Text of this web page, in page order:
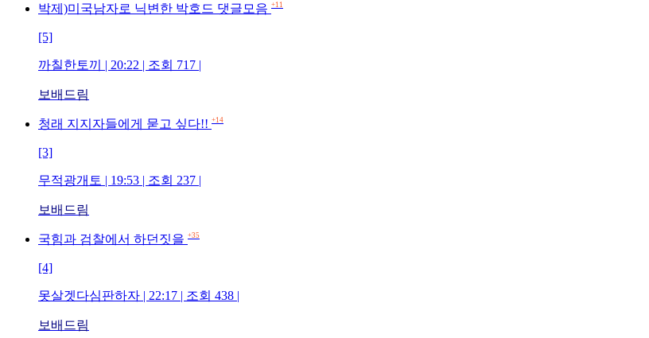
박제)미국남자로 닉변한 박호드 댓글모음 +11
[5]
까칠한토끼 | 20:22 | 조회 717 |
보배드림
청래 지지자들에게 묻고 싶다!! +14
[3]
무적광개토 | 19:53 | 조회 237 |
보배드림
국힘과 검찰에서 하던짓을 +35
[4]
못살겟다심판하자 | 22:17 | 조회 438 |
보배드림